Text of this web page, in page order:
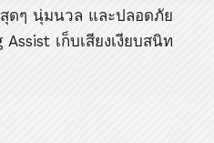
ดๆ นุ่มนวล และปลอดภัย
เก็บเสียงเงียบสนิท